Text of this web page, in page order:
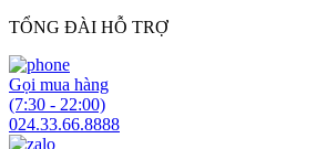
TỔNG ĐÀI HỖ TRỢ
Gọi mua hàng
(7:30 - 22:00)
024.33.66.8888